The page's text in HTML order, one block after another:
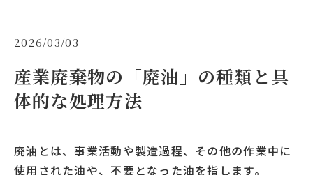
2026/03/03
産業廃棄物の「廃油」の種類と具
体的な処理方法
廃油とは、事業活動や製造過程、その他の作業中に
使用された油や、不要となった油を指します。